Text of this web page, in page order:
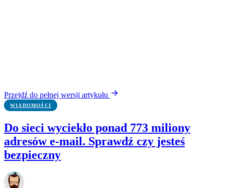
Przejdź do pełnej wersji artykułu
WIADOMOŚCI
Do sieci wyciekło ponad 773 miliony
adresów e-mail. Sprawdź czy jesteś
bezpieczny